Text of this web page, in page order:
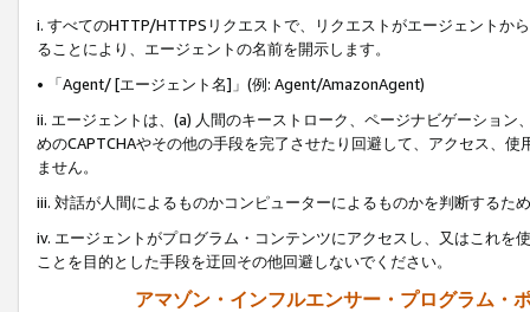
i. すべてのHTTP/HTTPSリクエストで、リクエストがエージェントか
ることにより、エージェントの名前を開示します。
• 「Agent/ [エージェント名]」(例: Agent/AmazonAgent)
ii. エージェントは、(a) 人間のキーストローク、ページナビゲーショ
めのCAPTCHAやその他の手段を完了させたり回避して、アクセス、
ません。
iii. 対話が人間によるものかコンピューターによるものかを判断するた
iv. エージェントがプログラム・コンテンツにアクセスし、又はこれ
ことを目的とした手段を迂回その他回避しないでください。
アマゾン・インフルエンサー・プログラム・